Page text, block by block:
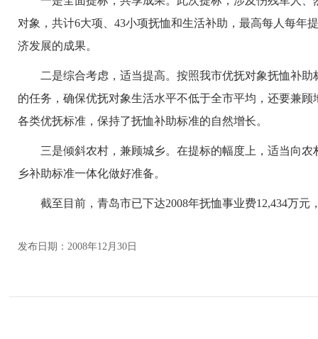
对象，共计6大项、 43小项抚恤和生活补助，最高每人每年
济发展的成果。
二是综合考虑，适当提高。按照我市优抚对象抚恤补
的任务，确保优抚对象生活水平不低于全市平均，还要兼
各类优抚标准，保持了抚恤补助标准的自然增长。
三是倾斜农村，兼顾城乡。在提标的幅度上，适当向
乡补助标准一体化做好准备。
截至目前，青岛市已下达2008年抚恤事业费12,434万元
发布日期：2008年12月30日